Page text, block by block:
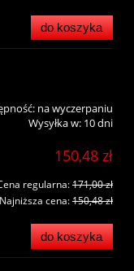
do koszyka
na wyczerpaniu
Wysyłka w: 10 dni
150,48 zł
regularna:171,00 zł
Najniższa cena:150,48 zł
do koszyka